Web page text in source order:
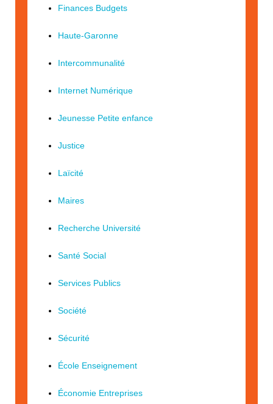
Finances Budgets
Haute-Garonne
Intercommunalité
Internet Numérique
Jeunesse Petite enfance
Justice
Laïcité
Maires
Recherche Université
Santé Social
Services Publics
Société
Sécurité
École Enseignement
Économie Entreprises